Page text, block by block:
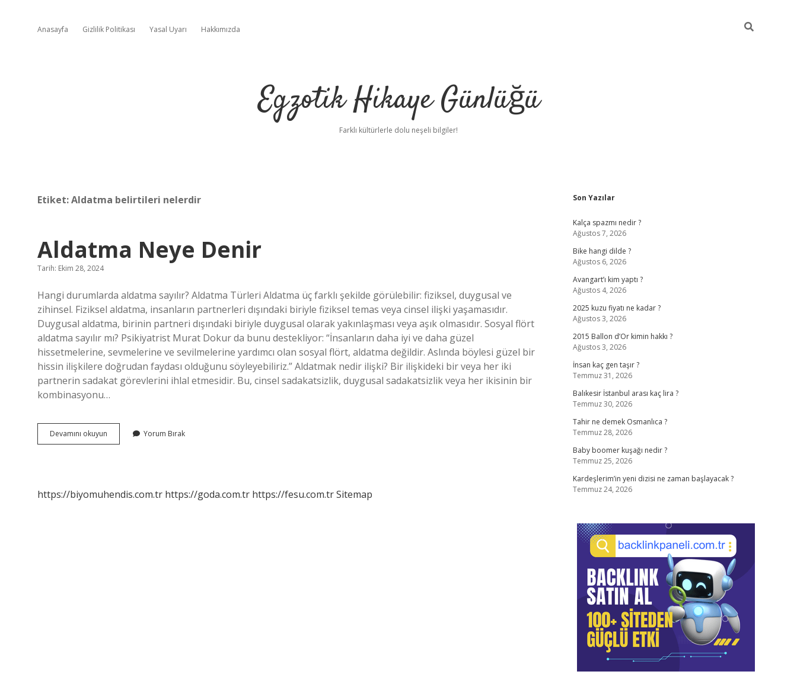
Anasayfa Gizlilik Politikası Yasal Uyarı Hakkımızda
Egzotik Hikaye Günlüğü
Farklı kültürlerle dolu neşeli bilgiler!
Etiket:Aldatma belirtileri nelerdir
Aldatma Neye Denir
Tarih: Ekim 28, 2024
Hangi durumlarda aldatma sayılır? Aldatma Türleri Aldatma üç farklı şekilde görülebilir: fiziksel, duygusal ve
zihinsel. Fiziksel aldatma, insanların partnerleri dışındaki biriyle fiziksel temas veya cinsel ilişki yaşamasıdır.
Duygusal aldatma, birinin partneri dışındaki biriyle duygusal olarak yakınlaşması veya aşık olmasıdır. Sosyal flört
aldatma sayılır mı? Psikiyatrist Murat Dokur da bunu destekliyor: “İnsanların daha iyi ve daha güzel
hissetmelerine, sevmelerine ve sevilmelerine yardımcı olan sosyal flört, aldatma değildir. Aslında böylesi güzel bir
hissin ilişkilere doğrudan faydası olduğunu söyleyebiliriz.” Aldatmak nedir ilişki? Bir ilişkideki bir veya her iki
partnerin sadakat görevlerini ihlal etmesidir. Bu, cinsel sadakatsizlik, duygusal sadakatsizlik veya her ikisinin bir
kombinasyonu…
Devamını okuyun Aldatma
Neye
Yorum Bırak
https://biyomuhendis.com.tr https://goda.com.tr https://fesu.com.trSitemap
Sidebar
Son Yazılar
Kalça spazmı nedir ?
Ağustos 7, 2026
Bike hangi dilde ?
Ağustos 6, 2026
Avangart’ı kim yaptı ?
Ağustos 4, 2026
2025 kuzu fiyatı ne kadar ?
Ağustos 3, 2026
2015 Ballon d’Or kimin hakkı ?
Ağustos 3, 2026
İnsan kaç gen taşır ?
Temmuz 31, 2026
Balıkesir İstanbul arası kaç lira ?
Temmuz 30, 2026
Tahir ne demek Osmanlıca ?
Temmuz 28, 2026
Baby boomer kuşağı nedir ?
Temmuz 25, 2026
Kardeşlerim’in yeni dizisi ne zaman başlayacak ?
Temmuz 24, 2026